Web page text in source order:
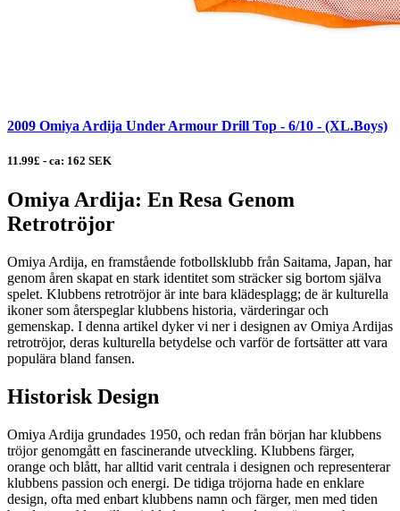
2009 Omiya Ardija Under Armour Drill Top - 6/10 - (XL.Boys)
11.99£ - ca: 162 SEK
Omiya Ardija: En Resa Genom
Retrotröjor
Omiya Ardija, en framstående fotbollsklubb från Saitama, Japan, har
genom åren skapat en stark identitet som sträcker sig bortom själva
spelet. Klubbens retrotröjor är inte bara klädesplagg; de är kulturella
ikoner som återspeglar klubbens historia, värderingar och
gemenskap. I denna artikel dyker vi ner i designen av Omiya Ardijas
retrotröjor, deras kulturella betydelse och varför de fortsätter att vara
populära bland fansen.
Historisk Design
Omiya Ardija grundades 1950, och redan från början har klubbens
tröjor genomgått en fascinerande utveckling. Klubbens färger,
orange och blått, har alltid varit centrala i designen och representerar
klubbens passion och energi. De tidiga tröjorna hade en enklare
design, ofta med enbart klubbens namn och färger, men med tiden